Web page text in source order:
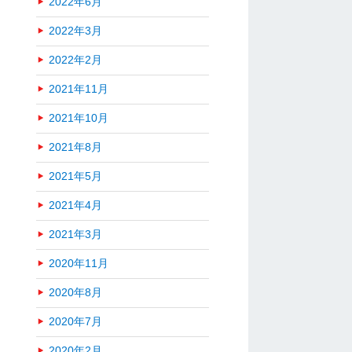
2022年3月
2022年2月
2021年11月
2021年10月
2021年8月
2021年5月
2021年4月
2021年3月
2020年11月
2020年8月
2020年7月